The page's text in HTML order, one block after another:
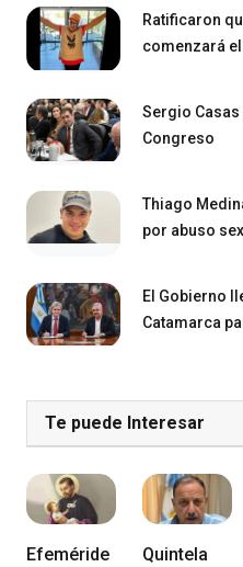
Ratificaron
comenzará
Sergio
Congreso
Thiago
por abuso
El Gobierno
Catamarca
Te puede Interesar
Efeméride
Quintela